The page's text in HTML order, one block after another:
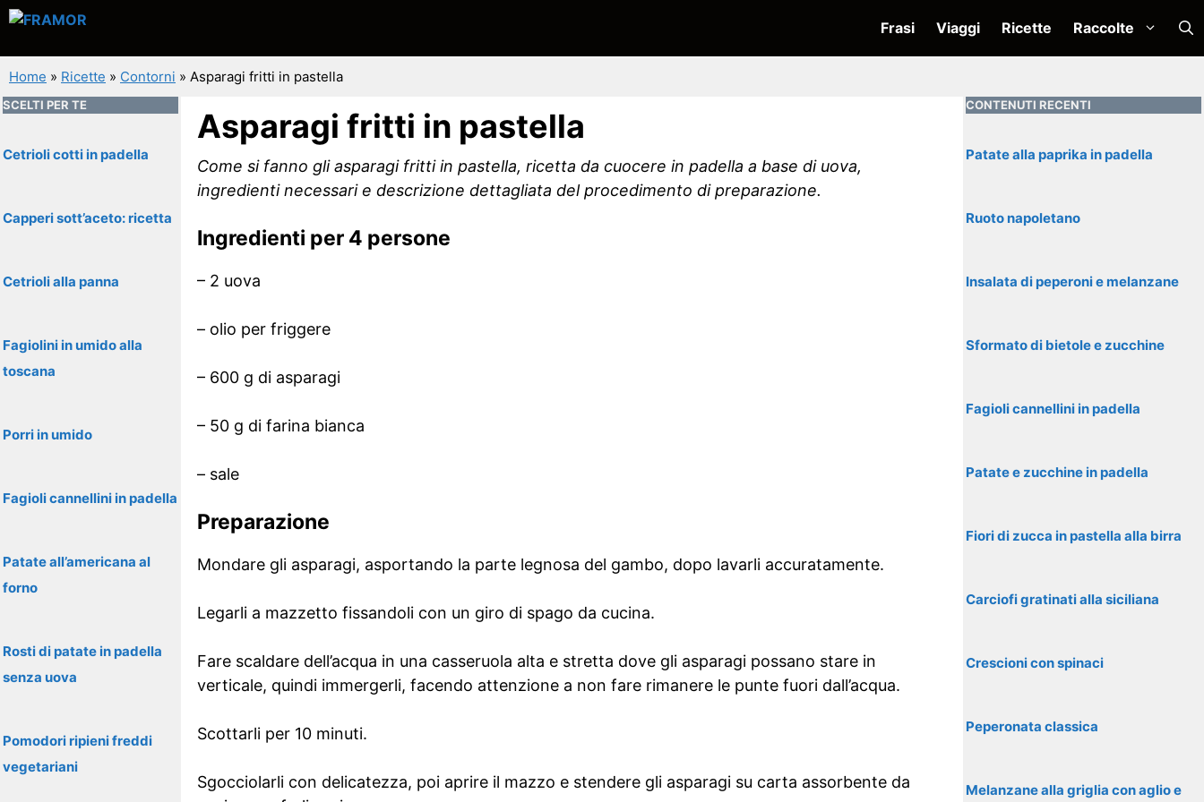
Vai
contenuto
Frasi Viaggi Ricette Raccolte
Home » Ricette » Contorni » Asparagi fritti in pastella
Asparagi fritti in pastella
Come si fanno gli asparagi fritti in pastella, ricetta da cuocere in padella a base di uova,
ingredienti necessari e descrizione dettagliata del procedimento di preparazione.
Ingredienti per 4 persone
– 2 uova
– olio per friggere
– 600 g di asparagi
– 50 g di farina bianca
– sale
Preparazione
Mondare gli asparagi, asportando la parte legnosa del gambo, dopo lavarli accuratamente.
Legarli a mazzetto fissandoli con un giro di spago da cucina.
Fare scaldare dell’acqua in una casseruola alta e stretta dove gli asparagi possano stare in
verticale, quindi immergerli, facendo attenzione a non fare rimanere le punte fuori dall’acqua.
Scottarli per 10 minuti.
Sgocciolarli con delicatezza, poi aprire il mazzo e stendere gli asparagi su carta assorbente da
SCELTI PER TE
Cetrioli cotti in padella
Capperi sott’aceto: ricetta
Cetrioli alla panna
Fagiolini in umido alla
toscana
Porri in umido
Fagioli cannellini in padella
Patate all’americana al
forno
Rosti di patate in padella
senza uova
Pomodori ripieni freddi
vegetariani
CONTENUTI RECENTI
Patate alla paprika in padella
Ruoto napoletano
Insalata di peperoni e melanzane
Sformato di bietole e zucchine
Fagioli cannellini in padella
Patate e zucchine in padella
Fiori di zucca in pastella alla birra
Carciofi gratinati alla siciliana
Crescioni con spinaci
Peperonata classica
Melanzane alla griglia con aglio e